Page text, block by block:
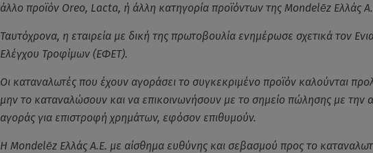
άλλο προϊόν Oreo, Lacta, ή άλλη κατηγορία προϊόντων της Mondelēz Ελλάς
Ταυτόχρονα, η εταιρεία με δική της πρωτοβουλία ενημέρωσε σχετικά τον
Ελέγχου Τροφίμων (ΕΦΕΤ).
Οι καταναλωτές που έχουν αγοράσει το συγκεκριμένο προϊόν καλούνται
μην το καταναλώσουν και να επικοινωνήσουν με το σημείο πώλησης με την
αγοράς για επιστροφή χρημάτων, εφόσον επιθυμούν.
Η Mondelēz Ελλάς Α.Ε. με αίσθημα ευθύνης και σεβασμού προς το